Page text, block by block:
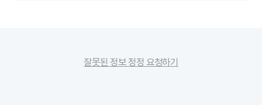
잘못된 정보 정정 요청하기